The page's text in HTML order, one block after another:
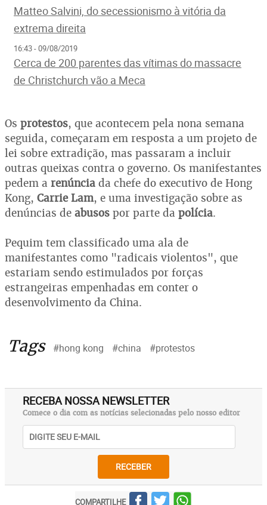
Matteo Salvini, do secessionismo à vitória da
extrema direita
16:43 - 09/08/2019
Cerca de 200 parentes das vítimas do massacre
de Christchurch vão a Meca
Os protestos, que acontecem pela nona semana
seguida, começaram em resposta a um projeto de
lei sobre extradição, mas passaram a incluir
outras queixas contra o governo. Os manifestantes
pedem a renúncia da chefe do executivo de Hong
Kong, Carrie Lam, e uma investigação sobre as
denúncias de abusos por parte da polícia.
Pequim tem classificado uma ala de
manifestantes como "radicais violentos", que
estariam sendo estimulados por forças
estrangeiras empenhadas em conter o
desenvolvimento da China.
Tags #hong kong #china #protestos
RECEBA NOSSA NEWSLETTER
Comece o dia com as notícias selecionadas pelo nosso editor
RECEBER
COMPARTILHE